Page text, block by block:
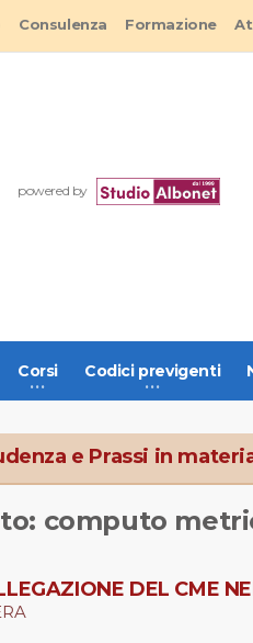
Consulenza Formazione
powered by
Corsi Codici previgenti
e Prassi in
computo
DEL CME